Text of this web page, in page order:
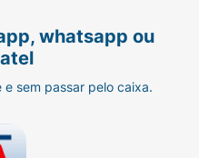
whatsapp ou
sem passar pelo caixa.